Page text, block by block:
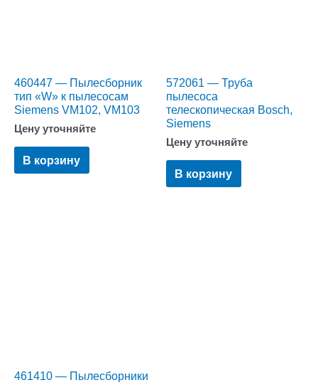
460447 — Пылесборник
тип «W» к пылесосам
Siemens VM102, VM103
Цену уточняйте
В корзину
572061 — Труба
пылесоса
телескопическая Bosch,
Siemens
Цену уточняйте
В корзину
461410 — Пылесборники